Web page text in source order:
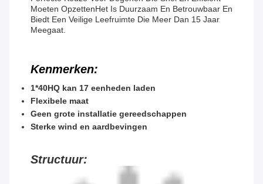
Moeten OpzettenHet Is Duurzaam En Betrouwbaar En
Biedt Een Veilige Leefruimte Die Meer Dan 15 Jaar
Meegaat.
Kenmerken:
1*40HQ kan 17 eenheden laden
Flexibele maat
Geen grote installatie gereedschappen
Sterke wind en aardbevingen
Structuur: